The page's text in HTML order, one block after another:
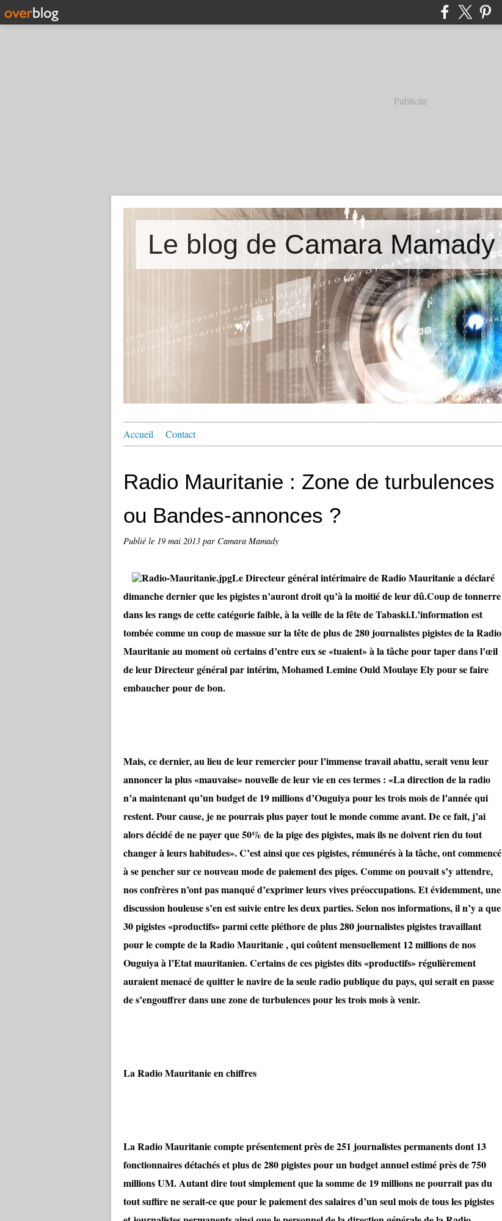
Publicité
Le blog de Camara Mamady
Accueil Contact
Radio Mauritanie : Zone de turbulences
ou Bandes-annonces ?
Publié le 19 mai 2013 par Camara Mamady
Le Directeur général intérimaire de Radio Mauritanie a déclaré
dimanche dernier que les pigistes n’auront droit qu’à la moitié de leur dû.Coup de tonnerre
dans les rangs de cette catégorie faible, à la veille de la fête de Tabaski.L’information est
tombée comme un coup de massue sur la tête de plus de 280 journalistes pigistes de la Radio
Mauritanie au moment où certains d’entre eux se «tuaient» à la tâche pour taper dans l’œil
de leur Directeur général par intérim, Mohamed Lemine Ould Moulaye Ely pour se faire
embaucher pour de bon.
Mais, ce dernier, au lieu de leur remercier pour l’immense travail abattu, serait venu leur
annoncer la plus «mauvaise» nouvelle de leur vie en ces termes : «La direction de la radio
n’a maintenant qu’un budget de 19 millions d’Ouguiya pour les trois mois de l’année qui
restent. Pour cause, je ne pourrais plus payer tout le monde comme avant. De ce fait, j’ai
alors décidé de ne payer que 50% de la pige des pigistes, mais ils ne doivent rien du tout
changer à leurs habitudes». C’est ainsi que ces pigistes, rémunérés à la tâche, ont commencé
à se pencher sur ce nouveau mode de paiement des piges. Comme on pouvait s’y attendre,
nos confrères n’ont pas manqué d’exprimer leurs vives préoccupations. Et évidemment, une
discussion houleuse s’en est suivie entre les deux parties. Selon nos informations, il n’y a que
30 pigistes «productifs» parmi cette pléthore de plus 280 journalistes pigistes travaillant
pour le compte de la Radio Mauritanie , qui coûtent mensuellement 12 millions de nos
Ouguiya à l’Etat mauritanien. Certains de ces pigistes dits «productifs» régulièrement
auraient menacé de quitter le navire de la seule radio publique du pays, qui serait en passe
de s’engouffrer dans une zone de turbulences pour les trois mois à venir.
La Radio Mauritanie en chiffres
La Radio Mauritanie compte présentement près de 251 journalistes permanents dont 13
fonctionnaires détachés et plus de 280 pigistes pour un budget annuel estimé près de 750
millions UM. Autant dire tout simplement que la somme de 19 millions ne pourrait pas du
tout suffire ne serait-ce que pour le paiement des salaires d’un seul mois de tous les pigistes